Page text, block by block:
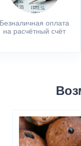
Безналичная оплата
на расчётный счёт